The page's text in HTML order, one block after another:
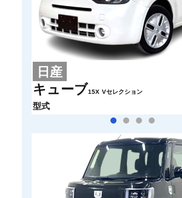
日産
キューブ15X Vセレクション
型式